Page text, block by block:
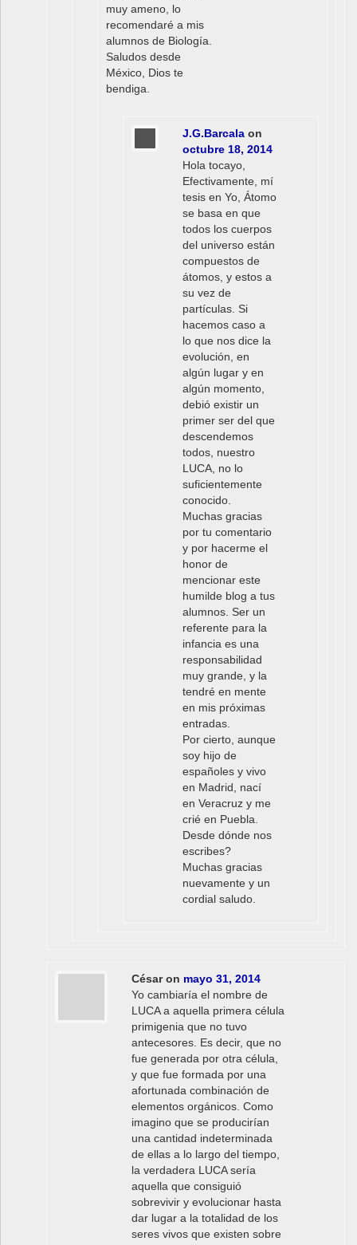
muy ameno, lo
recomendaré a mis
alumnos de Biología.
Saludos desde
México, Dios te
bendiga.
J.G.Barcalaon
octubre 18, 2014
Hola tocayo,
Efectivamente, mí
tesis en Yo, Átomo
se basa en que
todos los cuerpos
del universo están
compuestos de
átomos, y estos a
su vez de
partículas. Si
hacemos caso a
lo que nos dice la
evolución, en
algún lugar y en
algún momento,
debió existir un
primer ser del que
descendemos
todos, nuestro
LUCA, no lo
suficientemente
conocido.
Muchas gracias
por tu comentario
y por hacerme el
honor de
mencionar este
humilde blog a tus
alumnos. Ser un
referente para la
infancia es una
responsabilidad
muy grande, y la
tendré en mente
en mis próximas
entradas.
Por cierto, aunque
soy hijo de
españoles y vivo
en Madrid, nací
en Veracruz y me
crié en Puebla.
Desde dónde nos
escribes?
Muchas gracias
nuevamente y un
cordial saludo.
Césaron mayo 31, 2014
Yo cambiaría el nombre de
LUCA a aquella primera célula
primigenia que no tuvo
antecesores. Es decir, que no
fue generada por otra célula,
y que fue formada por una
afortunada combinación de
elementos orgánicos. Como
imagino que se producirían
una cantidad indeterminada
de ellas a lo largo del tiempo,
la verdadera LUCA sería
aquella que consiguió
sobrevivir y evolucionar hasta
dar lugar a la totalidad de los
seres vivos que existen sobre